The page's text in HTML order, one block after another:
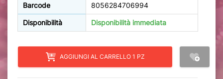
Barcode 8056284706994
Disponibilità Disponibilità immediata
AGGIUNGI AL CARRELLO 1 PZ